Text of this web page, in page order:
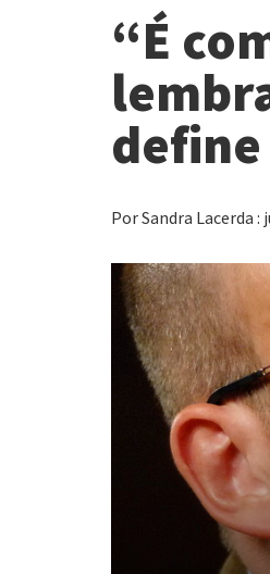
“É
Por Sandra Lacerda :